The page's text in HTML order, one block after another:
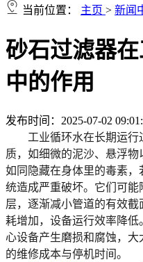
当前位置： 主页 > 新闻
砂石过滤器
中的作用
发布时间：2025-07-02
工业循环水在长期运
质，如细微的泥沙、悬浮
如同隐藏在身体里的毒素
统造成严重破坏。它们可
层，逐渐减小管道的有效
耗增加，设备运行效率降
心设备产生磨损和腐蚀，
的维修成本与停机时间。